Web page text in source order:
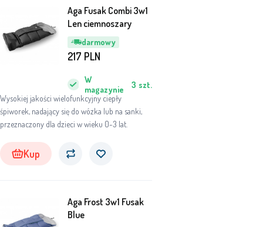
darmowy
Aga Fusak Combi 3w1
Len ciemnoszary
Wysokiej jakości wielofunkcyjny ciepły
śpiworek, nadający się do wózka lub na sanki,
przeznaczony dla dzieci w wieku 0-3 lat.
W
magazynie
3 szt.
217 PLN
Kup
Aga Frost 3w1 Fusak
Blue